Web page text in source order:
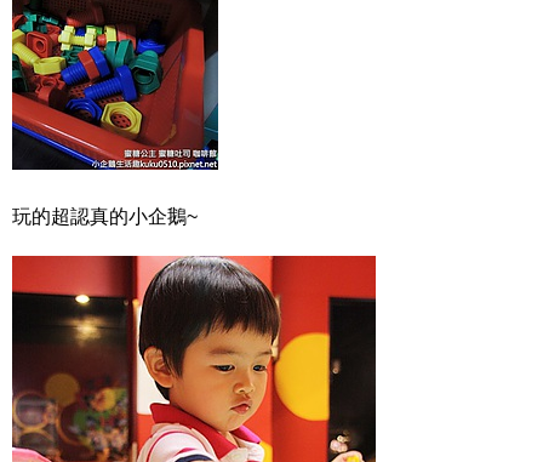
玩的超認真的小企鵝~